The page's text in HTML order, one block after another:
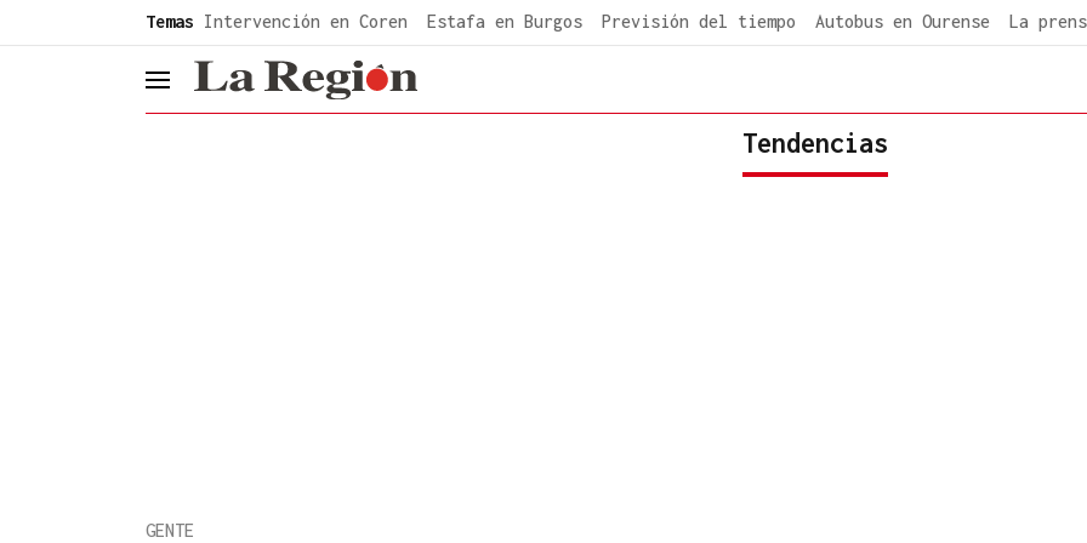
Temas Intervención en Coren Estafa en Burgos Previsión del tiempo Autobus en Ourense La
header.menu.open
Tendencias
GENTE